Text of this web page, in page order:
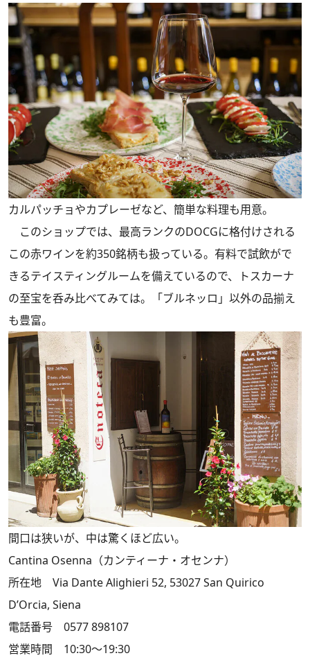
カルパッチョやカプレーゼなど、簡単な料理も用意。
このショップでは、最高ランクのDOCGに格付けされる
この赤ワインを約350銘柄も扱っている。有料で試飲がで
きるテイスティングルームを備えているので、トスカーナ
の至宝を呑み比べてみては。「ブルネッロ」以外の品揃え
も豊富。
間口は狭いが、中は驚くほど広い。
Cantina Osenna（カンティーナ・オセンナ）
所在地 Via Dante Alighieri 52, 53027 San Quirico
D’Orcia, Siena
電話番号 0577 898107
営業時間 10:30～19:30